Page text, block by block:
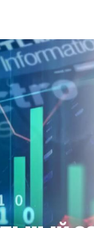
Смотреть проект